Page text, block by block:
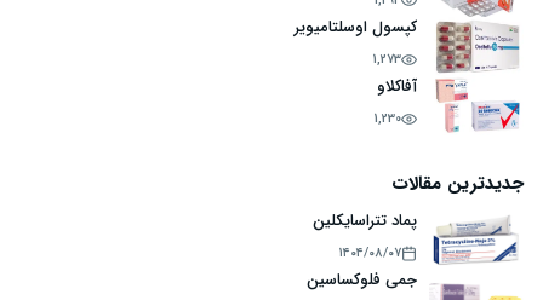
کپسول اوسلتامیویر
1,273
آفاکلاو
1,230
جدیدترین مقالات
پماد تتراسایکلین
۱۴۰۴/۰۸/۰۷
جمی فلوکساسین